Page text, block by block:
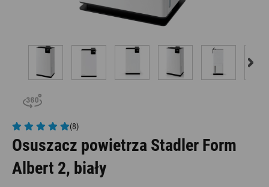
(8)
Osuszacz powietrza Stadler Form
Albert 2, biały